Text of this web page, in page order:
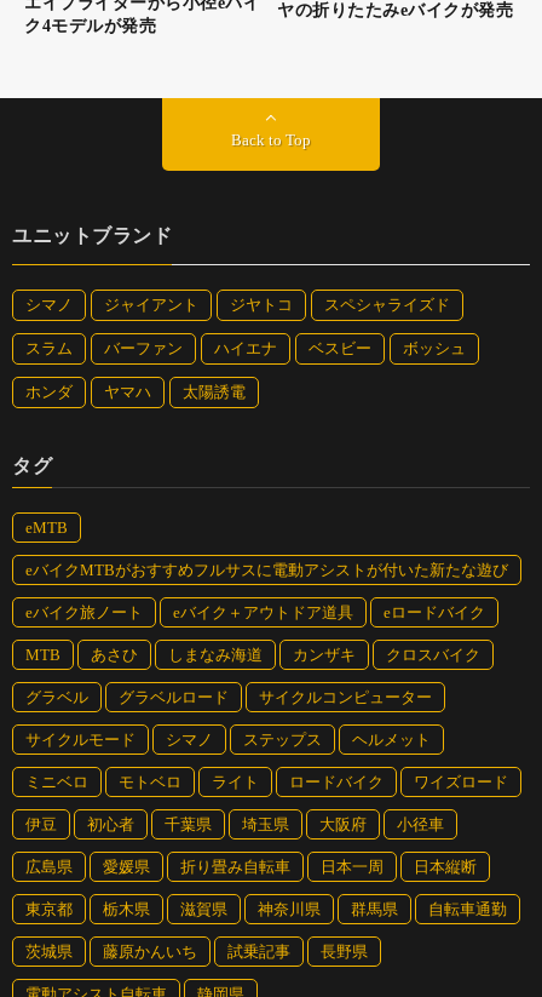
ク4モデルが発売
ヤの折りたたみeバイクが発売
Back to Top
ユニットブランド
シマノ ジャイアント ジヤトコ スペシャライズド
スラム バーファン ハイエナ ベスビー ボッシュ
ホンダ ヤマハ 太陽誘電
タグ
eMTB
eバイクMTBがおすすめフルサスに電動アシストが付いた新たな遊び
eバイク旅ノート eバイク＋アウトドア道具 eロードバイク
MTB あさひ しまなみ海道 カンザキ クロスバイク
グラベル グラベルロード サイクルコンピューター
サイクルモード シマノ ステップス ヘルメット
ミニベロ モトベロ ライト ロードバイク ワイズロード
伊豆 初心者 千葉県 埼玉県 大阪府 小径車
広島県 愛媛県 折り畳み自転車 日本一周 日本縦断
東京都 栃木県 滋賀県 神奈川県 群馬県 自転車通勤
茨城県 藤原かんいち 試乗記事 長野県